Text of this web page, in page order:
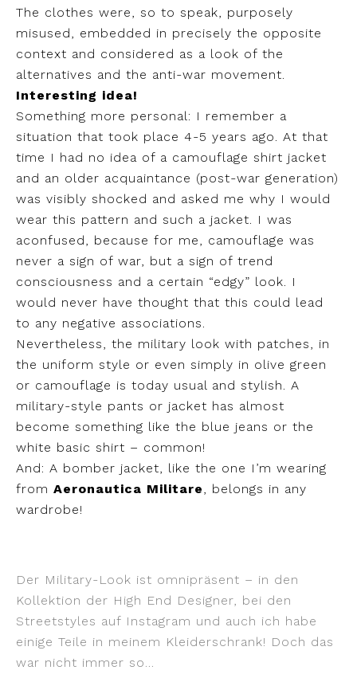
The clothes were, so to speak, purposely
misused, embedded in precisely the opposite
context and considered as a look of the
alternatives and the anti-war movement.
Interesting idea!
Something more personal: I remember a
situation that took place 4-5 years ago. At that
time I had no idea of ​​a camouflage shirt jacket
and an older acquaintance (post-war generation)
was visibly shocked and asked me why I would
wear this pattern and such a jacket. I was
aconfused, because for me, camouflage was
never a sign of war, but a sign of trend
consciousness and a certain “edgy” look. I
would never have thought that this could lead
to any negative associations.
Nevertheless, the military look with patches, in
the uniform style or even simply in olive green
or camouflage is today usual and stylish. A
military-style pants or jacket has almost
become something like the blue jeans or the
white basic shirt – common!
And: A bomber jacket, like the one I’m wearing
from Aeronautica Militare
, belongs in any
wardrobe!
Der Military-Look ist omnipräsent – in den
Kollektion der High End Designer, bei den
Streetstyles auf Instagram und auch ich habe
einige Teile in meinem Kleiderschrank! Doch das
war nicht immer so…